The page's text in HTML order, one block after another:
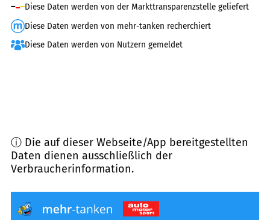
Diese Daten werden von der Markttransparenzstelle geliefert
Diese Daten werden von mehr-tanken recherchiert
Diese Daten werden von Nutzern gemeldet
ⓘ Die auf dieser Webseite/App bereitgestellten
Daten dienen ausschließlich der
Verbraucherinformation.